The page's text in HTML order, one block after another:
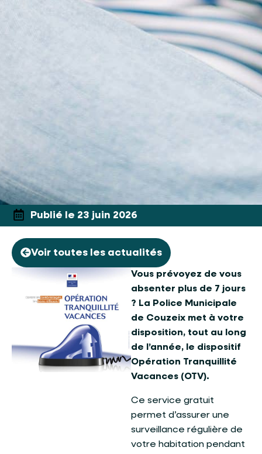
Publié le 23 juin 2026
Voir toutes les actualités
Vous prévoyez de vous
absenter plus de 7 jours
? La Police Municipale
de Couzeix met à votre
disposition, tout au long
de l’année, le dispositif
Opération Tranquillité
Vacances (OTV).
Ce service gratuit
permet d’assurer une
surveillance régulière de
votre habitation pendant